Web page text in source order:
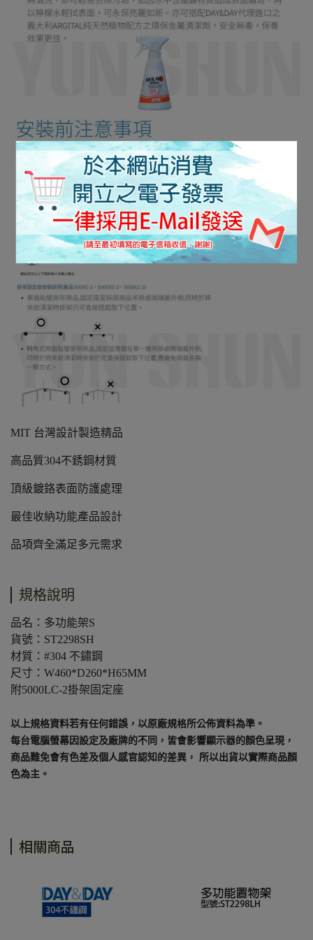
MIT 台灣設計製造精品
高品質304不銹鋼材質
頂級鍍鉻表面防護處理
最佳收納功能產品設計
品項齊全滿足多元需求
規格說明
品名：多功能架S
貨號：ST2298SH
材質：#304 不鏽鋼
尺寸：W460*D260*H65MM
附5000LC-2掛架固定座
以上規格資料若有任何錯誤，以原廠規格所公佈資料為準。
每台電腦螢幕因設定及廠牌的不同，皆會影響顯示器的顏色呈現，
商品難免會有色差及個人感官認知的差異， 所以出貨以實際商品顏
色為主。
相關商品